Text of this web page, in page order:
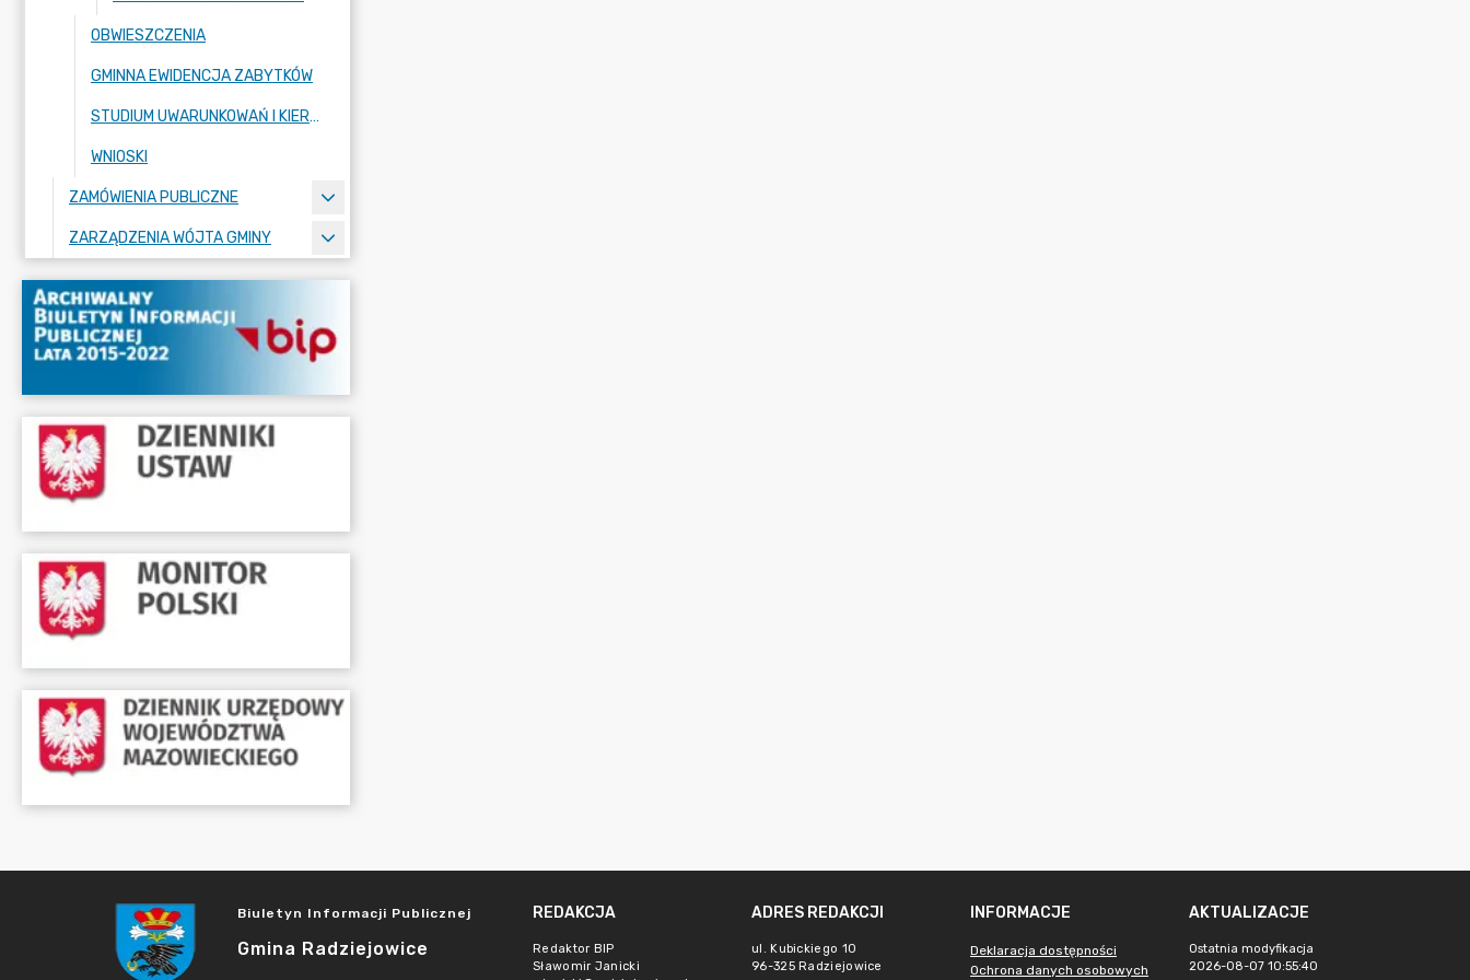
OBWIESZCZENIA
GMINNA EWIDENCJA ZABYTKÓW
STUDIUM UWARUNKOWAŃ I KIERUNKÓW ZAGOSPODAROWANIA PRZESTRZENNEGO
WNIOSKI
ZAMÓWIENIA PUBLICZNE
ZARZĄDZENIA WÓJTA GMINY
Biuletyn Informacji Publicznej
Gmina Radziejowice
REDAKCJA
Redaktor BIP
Sławomir Janicki
ADRES REDAKCJI
ul. Kubickiego 10
96-325 Radziejowice
INFORMACJE
Deklaracja dostępności
Ochrona danych osobowych
AKTUALIZACJE
Ostatnia modyfikacja
2026-08-07 10:55:40